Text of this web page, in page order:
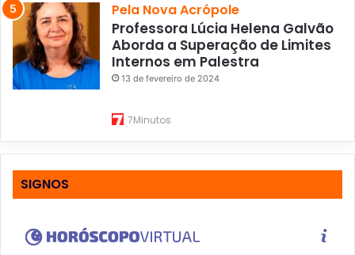
Pela Nova Acrópole
Professora Lúcia Helena Galvão
Aborda a Superação de Limites
Internos em Palestra
13 de fevereiro de 2024
7Minutos
SIGNOS